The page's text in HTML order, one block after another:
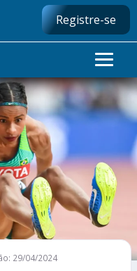
Registre-se
29/04/2024